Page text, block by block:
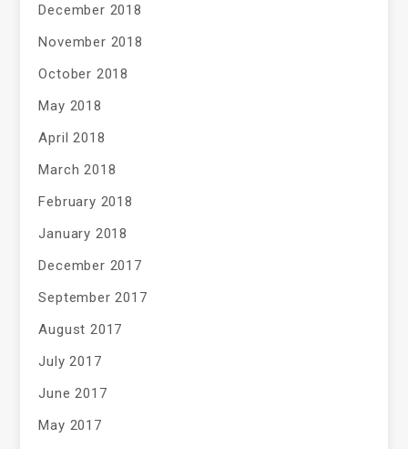
December 2018
November 2018
October 2018
May 2018
April 2018
March 2018
February 2018
January 2018
December 2017
September 2017
August 2017
July 2017
June 2017
May 2017